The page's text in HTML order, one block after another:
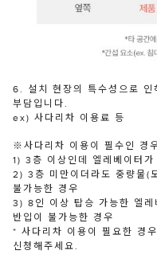
6. 설치 현장의 특수성으로 인
부담입니다.
ex) 사다리차 이용료 등
※사다리차 이용이 필수인 경
1) 3층 이상인데 엘레베이터가
2) 3층 미만이더라도 중량물(
불가능한 경우
3) 8인 이상 탑승 가능한 엘레
반입이 불가능한 경우
* 사다리차 이용이 필요한 경
신청해주세요.